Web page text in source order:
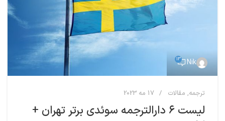
Nik
13
ترجمه, مقالات 17 مه 2023
لیست ۶ دارالترجمه سوئدی برتر تهران +